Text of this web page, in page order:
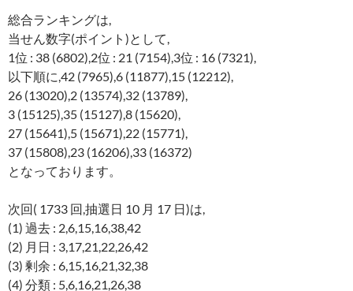
総合ランキングは,
当せん数字(ポイント)として,
1位 : 38 (6802),2位 : 21 (7154),3位 : 16 (7321),
以下順に,42 (7965),6 (11877),15 (12212),
26 (13020),2 (13574),32 (13789),
3 (15125),35 (15127),8 (15620),
27 (15641),5 (15671),22 (15771),
37 (15808),23 (16206),33 (16372)
となっております。
次回( 1733 回,抽選日 10 月 17 日)は,
(1) 過去 : 2,6,15,16,38,42
(2) 月日 : 3,17,21,22,26,42
(3) 剰余 : 6,15,16,21,32,38
(4) 分類 : 5,6,16,21,26,38